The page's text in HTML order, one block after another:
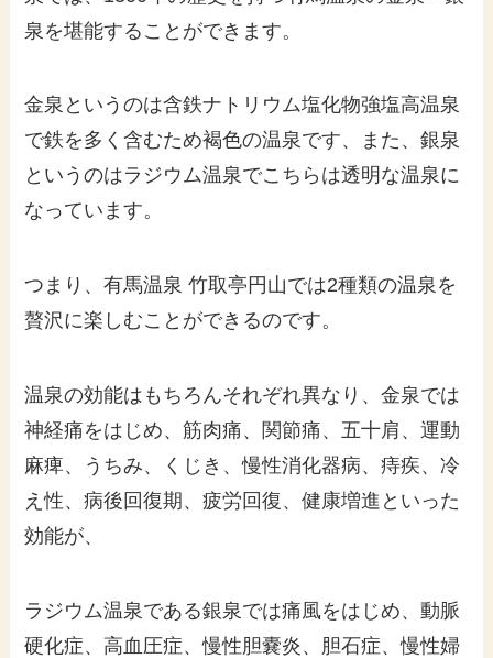
泉を堪能することができます。
金泉というのは含鉄ナトリウム塩化物強塩高温泉
で鉄を多く含むため褐色の温泉です、また、銀泉
というのはラジウム温泉でこちらは透明な温泉に
なっています。
つまり、有馬温泉 竹取亭円山では2種類の温泉を
贅沢に楽しむことができるのです。
温泉の効能はもちろんそれぞれ異なり、金泉では
神経痛をはじめ、筋肉痛、関節痛、五十肩、運動
麻痺、うちみ、くじき、慢性消化器病、痔疾、冷
え性、病後回復期、疲労回復、健康増進といった
効能が、
ラジウム温泉である銀泉では痛風をはじめ、動脈
硬化症、高血圧症、慢性胆嚢炎、胆石症、慢性婦